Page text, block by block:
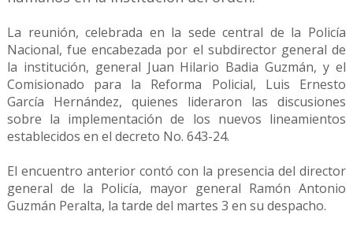
La reunión, celebrada en la sede central de la Policía
Nacional, fue encabezada por el subdirector general de
la institución, general Juan Hilario Badia Guzmán, y el
Comisionado para la Reforma Policial, Luis Ernesto
García Hernández, quienes lideraron las discusiones
sobre la implementación de los nuevos lineamientos
establecidos en el decreto No. 643-24.
El encuentro anterior contó con la presencia del director
general de la Policía, mayor general Ramón Antonio
Guzmán Peralta, la tarde del martes 3 en su despacho.